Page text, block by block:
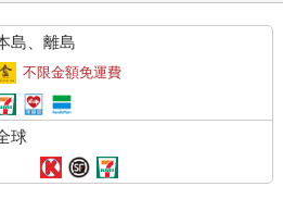
島、離島
不限金額免運費
球